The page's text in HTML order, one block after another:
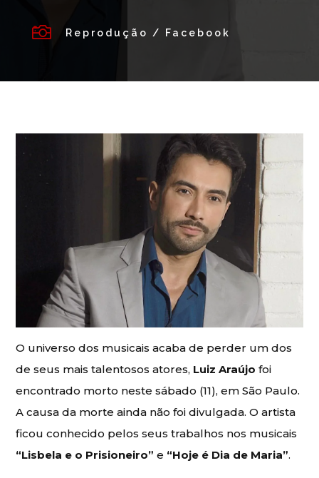
 Reprodução / Facebook
O universo dos musicais acaba de perder um dos
de seus mais talentosos atores, Luiz Araújo foi
encontrado morto neste sábado (11), em São Paulo.
A causa da morte ainda não foi divulgada. O artista
ficou conhecido pelos seus trabalhos nos musicais
“Lisbela e o Prisioneiro” e “Hoje é Dia de Maria”.